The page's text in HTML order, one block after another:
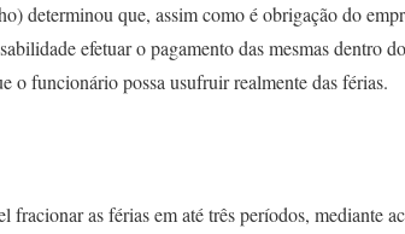
determinou que, assim como é obrigação do
efetuar o pagamento das mesmas dentro
o funcionário possa usufruir realmente das férias.
fracionar as férias em até três períodos, mediante